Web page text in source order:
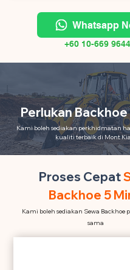
Whatsapp
+60 10-669 9644
Perlukan
Kami boleh sediakan perkhidmatan
kualiti terbaik di Mont
Proses Cepat
Backhoe 5
Kami boleh sediakan Sewa Backhoe
sama